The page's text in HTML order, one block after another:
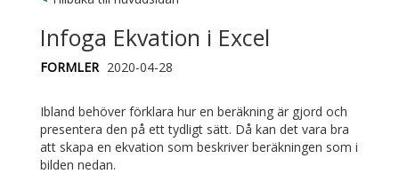
Infoga Ekvation i Excel
FORMLER 2020-04-28
Ibland behöver förklara hur en beräkning är gjord och
presentera den på ett tydligt sätt. Då kan det vara bra
att skapa en ekvation som beskriver beräkningen som i
bilden nedan.